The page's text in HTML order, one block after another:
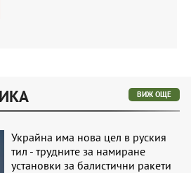
ВИЖ ОЩЕ
Украйна има нова цел в руския
тил - трудните за намиране
установки за балистични ракети